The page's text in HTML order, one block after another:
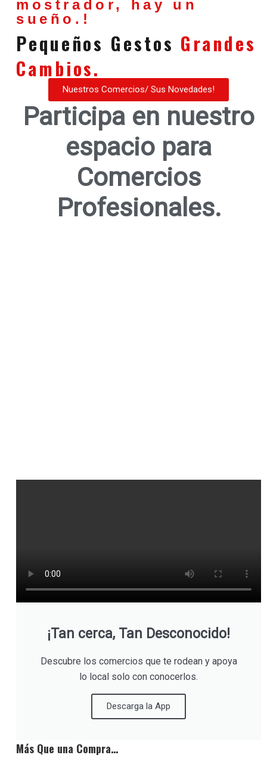
mostrador, hay un
sueño.!
Pequeños Gestos Grandes
Cambios.
Nuestros Comercios/ Sus Novedades!
Participa en nuestro
espacio para
Comercios
Profesionales.
¡Tan cerca, Tan Desconocido!
Descubre los comercios que te rodean y apoya
lo local solo con conocerlos.
Descarga la App
Más Que una Compra…